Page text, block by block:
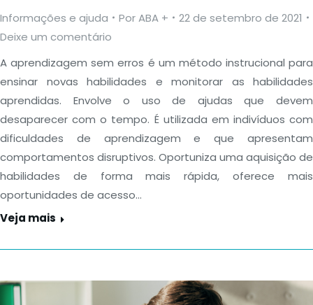
Informações e ajuda PorABA +
22 de setembro de 2021
Deixe um comentário
A aprendizagem sem erros é um método instrucional para
ensinar novas habilidades e monitorar as habilidades
aprendidas. Envolve o uso de ajudas que devem
desaparecer com o tempo. É utilizada em indivíduos com
dificuldades de aprendizagem e que apresentam
comportamentos disruptivos. Oportuniza uma aquisição de
habilidades de forma mais rápida, oferece mais
oportunidades de acesso…
Veja mais